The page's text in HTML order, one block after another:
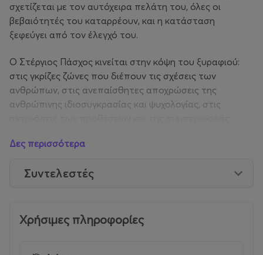
σχετίζεται με τον αυτόχειρα πελάτη του, όλες οι
βεβαιότητές του καταρρέουν, και η κατάσταση
ξεφεύγει από τον έλεγχό του.
Ο Στέργιος Πάσχος κινείται στην κόψη του ξυραφιού:
στις γκρίζες ζώνες που διέπουν τις σχέσεις των
ανθρώπων, στις ανεπαίσθητες αποχρώσεις της
ανθρώπινης ιδιοσυγκρασίας και ψυχολογίας, στις
ΣΗΜΕΙΩΜΑ ΣΚΗΝΟΘΕΤΗ
«Ξεκινώντας να γράφω τον «Τελευταίο Ταξιτζή», η πρόθεση
ό θέμα την υπαρξιακή αναζήτηση του πρωταγωνιστή. Το
σκέφτομαι τώρα και γελάω. Αλίμονο αν μια ταινία πήγαινε
Δες περισσότερα
Συντελεστές
Χρήσιμες πληροφορίες